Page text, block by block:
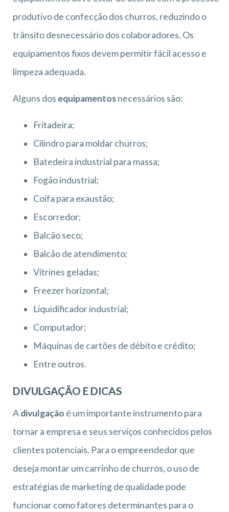
produtivo de confecção dos churros, reduzindo o
trânsito desnecessário dos colaboradores. Os
equipamentos fixos devem permitir fácil acesso e
limpeza adequada.
Alguns dos equipamentosnecessários são:
Fritadeira;
Cilindro para moldar churros;
Batedeira industrial para massa;
Fogão industrial;
Coifa para exaustão;
Escorredor;
Balcão seco;
Balcão de atendimento;
Vitrines geladas;
Freezer horizontal;
Liquidificador industrial;
Computador;
Máquinas de cartões de débito e crédito;
Entre outros.
DIVULGAÇÃO E DICAS
Adivulgação é um importante instrumento para
tornar a empresa e seus serviços conhecidos pelos
clientes potenciais. Para o empreendedor que
deseja montar um carrinho de churros, o uso de
estratégias de marketing de qualidade pode
funcionar como fatores determinantes para o